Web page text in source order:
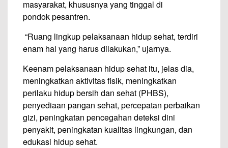
masyarakat, khususnya yang tinggal di
pondok pesantren.
“Ruang lingkup pelaksanaan hidup sehat, terdiri
enam hal yang harus dilakukan,” ujarnya.
Keenam pelaksanaan hidup sehat itu, jelas dia,
meningkatkan aktivitas fisik, meningkatkan
perilaku hidup bersih dan sehat (PHBS),
penyediaan pangan sehat, percepatan perbaikan
gizi, peningkatan pencegahan deteksi dini
penyakit, peningkatan kualitas lingkungan, dan
edukasi hidup sehat.